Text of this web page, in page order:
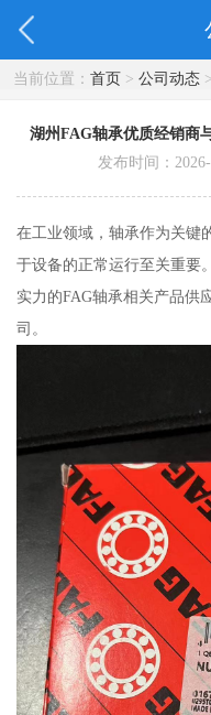
当前位置： 首页> 公司动态
湖州FAG轴承优质经销商
发布时间：
在工业领域，轴承作为关键
于设备的正常运行至关重要
实力的FAG轴承相关产品
司。